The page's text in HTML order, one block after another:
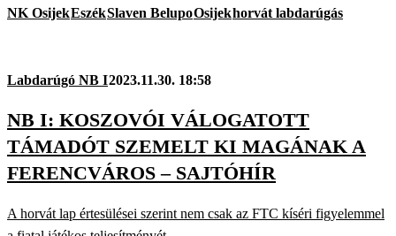
NK OsijekEszékSlaven BelupoOsijekhorvát labdarúgás
Labdarúgó NB I2023.11.30. 18:58
NB I: KOSZOVÓI VÁLOGATOTT
TÁMADÓT SZEMELT KI MAGÁNAK A
FERENCVÁROS – SAJTÓHÍR
A horvát lap értesülései szerint nem csak az FTC kíséri figyelemmel